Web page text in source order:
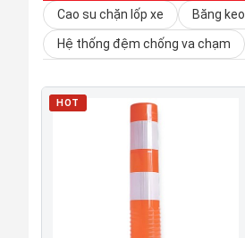
Cao su chặn lốp xe Băng
Hệ thống đệm chống va chạm
HOT